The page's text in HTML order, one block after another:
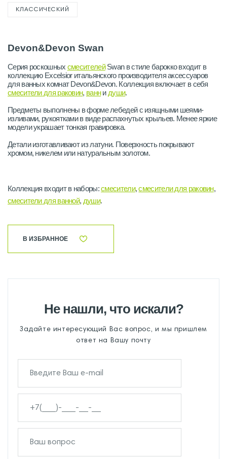
КЛАССИЧЕСКИЙ
Devon&Devon Swan
Серия роскошных смесителейSwan в стиле барокко входит в
коллекцию Excelsior итальянского производителя аксессуаров
для ванных комнат Devon&Devon. Коллекция включает в себя
смесители для раковин, ванни души.
Предметы выполнены в форме лебедей с изящными шеями-
изливами, рукоятками в виде распахнутых крыльев. Менее яркие
модели украшает тонкая гравировка.
Детали изготавливают из латуни. Поверхность покрывают
хромом, никелем или натуральным золотом.
Коллекция входит в наборы:смесители,смесители для раковин,
смесители для ванной, души.
В ИЗБРАННОЕ
Не нашли, что искали?
Задайте интересующий Вас вопрос, и мы пришлем
ответ на Вашу почту